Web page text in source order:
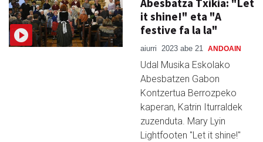
Abesbatza Txikia: "Let
it shine!" eta "A
festive fa la la"
aiurri 2023 abe 21 ANDOAIN
Udal Musika Eskolako
Abesbatzen Gabon
Kontzertua Berrozpeko
kaperan, Katrin Iturraldek
zuzenduta. Mary Lyin
Lightfooten "Let it shine!"